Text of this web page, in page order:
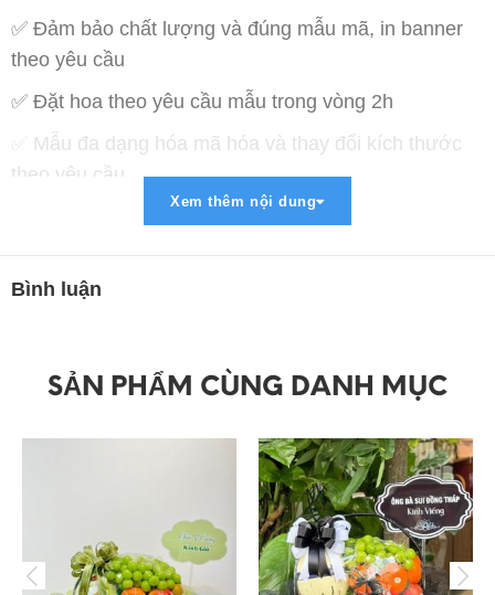
✅ Đảm bảo chất lượng và đúng mẫu mã, in banner
theo yêu cầu
✅ Đặt hoa theo yêu cầu mẫu trong vòng 2h
✅ Mẫu đa dạng hóa mã hóa và thay đổi kích thước
theo yêu cầu
✅ Miễn phí vận chuyển trong bán kính 5km
, Momo
➖➖➖➖➖➖➖➖➖➖➖➖➖➖➖➖
☎ HOTLINE - ZALO - VIBER : 0379 579 486
bánh kem hiện đại
banhkemngonnhat.com
banhkemhiendai@gmail.com
➡️ Giao hàng tận nơi
Xem thêm nội dung
Bình luận
SẢN PHẨM CÙNG DANH MỤC